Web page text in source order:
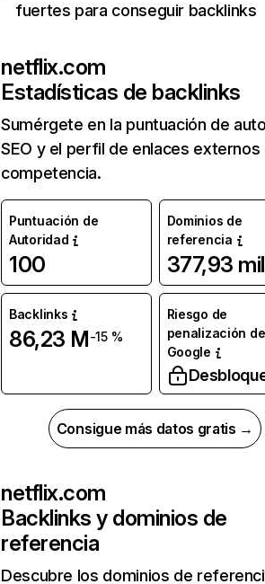
fuertes para conseguir backlinks
netflix.com
Estadísticas de backlinks
Sumérgete en la puntuación de
SEO y el perfil de enlaces externos
competencia.
Puntuación de
Autoridad
100
Dominios de
referencia
377,93 mil
Backlinks
86,23 M-15 %
Riesgo de
penalización de
Google
Consigue más datos gratis →
netflix.com
Backlinks y dominios de
referencia
Descubre los dominios de